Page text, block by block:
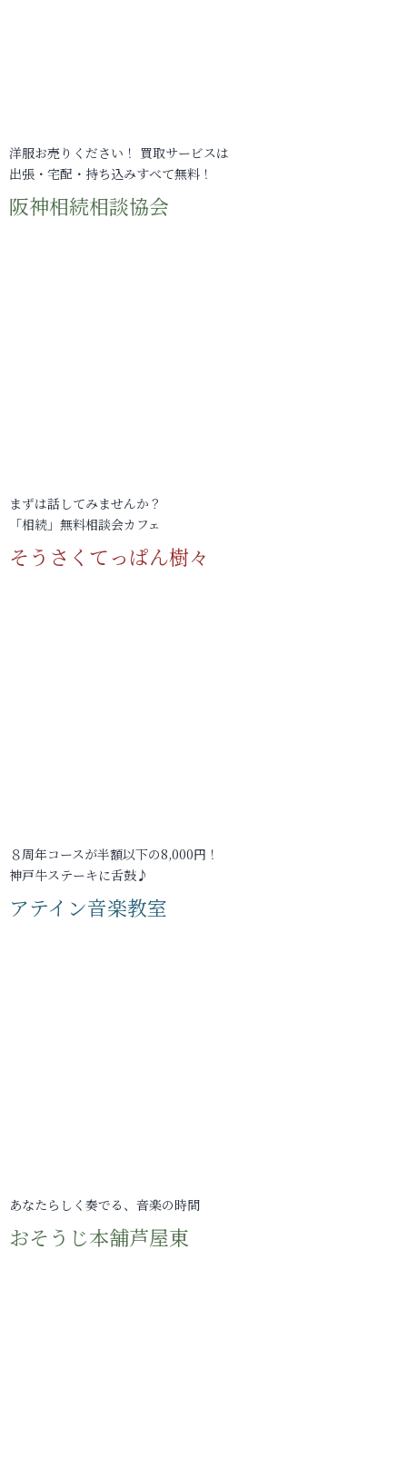
洋服お売りください！ 買取サービスは
出張・宅配・持ち込みすべて無料！
阪神相続相談協会
まずは話してみませんか？
「相続」無料相談会カフェ
そうさくてっぱん樹々
８周年コースが半額以下の8,000円！
神戸牛ステーキに舌鼓♪
アテイン音楽教室
あなたらしく奏でる、音楽の時間
おそうじ本舗芦屋東